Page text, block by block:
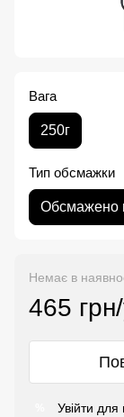
Вага
250г
Тип обсмажки
Обсмажено
Немає в
465
Увійти для